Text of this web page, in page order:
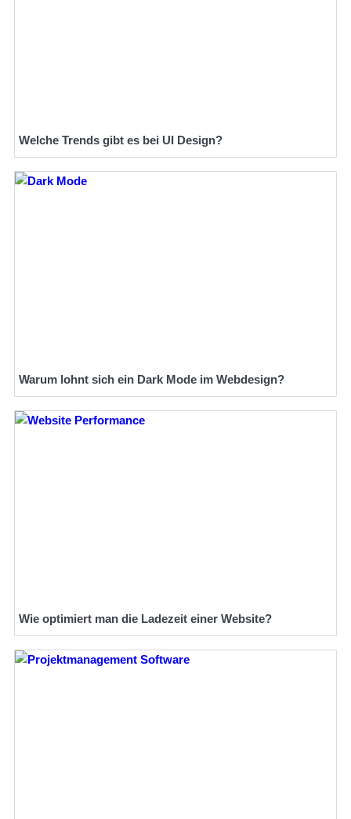
Welche Trends gibt es bei UI Design?
Warum lohnt sich ein Dark Mode im Webdesign?
Wie optimiert man die Ladezeit einer Website?